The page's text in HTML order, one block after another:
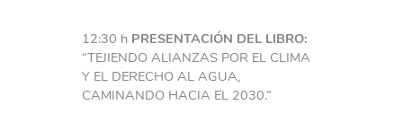
12:30 h PRESENTACIÓN DEL LIBRO:
“TEJIENDO ALIANZAS POR EL CLIMA
Y EL DERECHO AL AGUA,
CAMINANDO HACIA EL 2030.”